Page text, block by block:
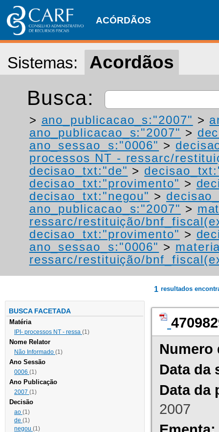
ACÓRDÃOS
Sistemas: Acordãos
Busca:
> ano_publicacao_s:"2007" >
ano_publicacao_s:"2007" >
ano_sessao_s:"0006" >
processos NT - ressarc/
decisao_txt:"de" >
decisao_txt:"provimento" >
decisao_txt:"negou" >
ano_publicacao_s:"2007" >
ressarc/restituição/
decisao_txt:"provimento" >
ano_sessao_s:"0006" >
ressarc/restituição/
BUSCA FACETADA
Matéria
IPI- processos NT - ressa (1)
Nome Relator
Não Informado (1)
Ano Sessão
0006 (1)
Ano Publicação
2007 (1)
Decisão
ao (1)
de (1)
negou (1)
1 resultados
Numero
Data da
Data da
2007